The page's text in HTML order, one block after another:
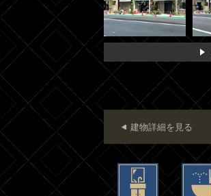
建物詳細を見る